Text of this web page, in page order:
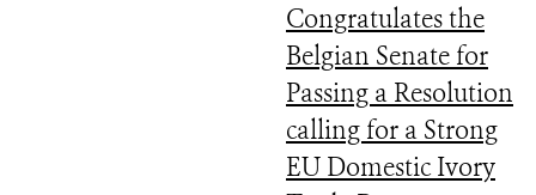
Congratulates the
Belgian Senate for
Passing a Resolution
calling for a Strong
EU Domestic Ivory